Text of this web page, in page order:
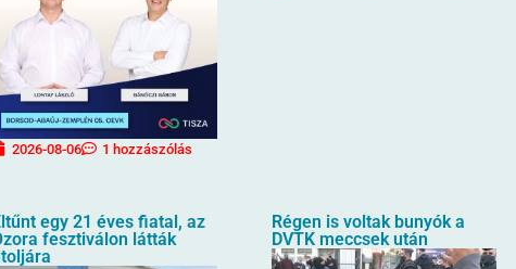
2026-08-06 1 hozzászólás
egy 21 éves fiatal, az
fesztiválon látták
Régen is voltak bunyók a
DVTK meccsek után